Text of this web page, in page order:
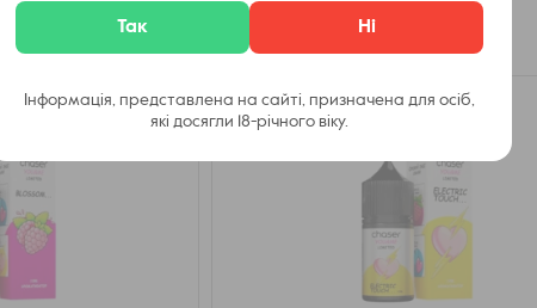
Так Ні
Інформація, представлена на сайті, призначена для осіб,
які досягли 18-річного віку.